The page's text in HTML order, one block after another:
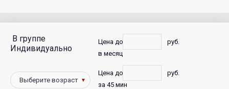
В группе
Индивидуально
Цена до
руб.
в месяц
Цена до
руб.
за 45 мин
С
Победители